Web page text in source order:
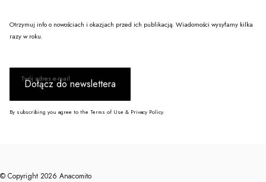
Otrzymuj info o nowościach i okazjach przed ich publikacją. Wiadomości wysyłamy kilka
razy w roku.
Twój adres e-mail
Dołącz do newslettera
By subscribing you agree to the Terms of Use & Privacy Policy.
© Copyright 2026 Anacomito